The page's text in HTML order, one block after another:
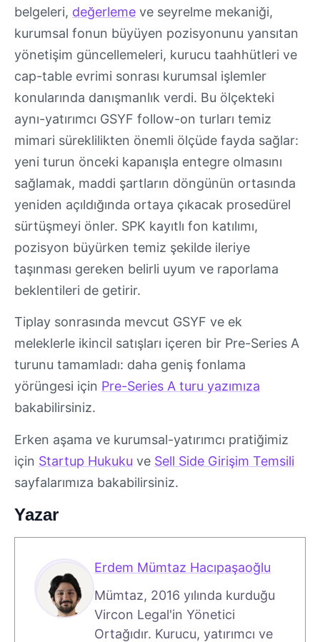
belgeleri, değerleme ve seyrelme mekaniği,
kurumsal fonun büyüyen pozisyonunu yansıtan
yönetişim güncellemeleri, kurucu taahhütleri ve
cap-table evrimi sonrası kurumsal işlemler
konularında danışmanlık verdi. Bu ölçekteki
aynı-yatırımcı GSYF follow-on turları temiz
mimari süreklilikten önemli ölçüde fayda sağlar:
yeni turun önceki kapanışla entegre olmasını
sağlamak, maddi şartların döngünün ortasında
yeniden açıldığında ortaya çıkacak prosedürel
sürtüşmeyi önler. SPK kayıtlı fon katılımı,
pozisyon büyürken temiz şekilde ileriye
taşınması gereken belirli uyum ve raporlama
beklentileri de getirir.
Tiplay sonrasında mevcut GSYF ve ek
meleklerle ikincil satışları içeren bir Pre-Series A
turunu tamamladı: daha geniş fonlama
yörüngesi için Pre-Series A turu yazımıza
bakabilirsiniz.
Erken aşama ve kurumsal-yatırımcı pratiğimiz
için Startup Hukuku ve Sell Side Girişim Temsili
sayfalarımıza bakabilirsiniz.
Yazar
Erdem Mümtaz Hacıpaşaoğlu
Mümtaz, 2016 yılında kurduğu
Vircon Legal'in Yönetici
Ortağıdır. Kurucu, yatırımcı ve